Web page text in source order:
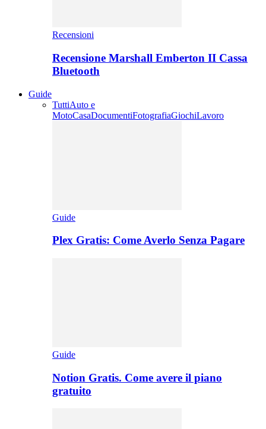
Recensioni
Recensione Marshall Emberton II Cassa
Bluetooth
Guide
TuttiAuto e
MotoCasaDocumentiFotografiaGiochiLavoro
Guide
Plex Gratis: Come Averlo Senza Pagare
Guide
Notion Gratis. Come avere il piano
gratuito